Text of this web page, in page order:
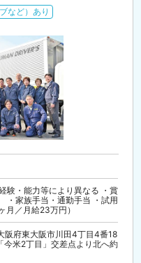
など）あり
験・能力等により異なる ・賞
・家族手当・通勤手当 ・試用
月／月給23万円）
阪府東大阪市川田4丁目4番18
今米2丁目」交差点より北へ約